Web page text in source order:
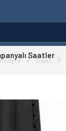
Saatler
Sayfa Saat